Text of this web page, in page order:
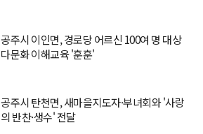
공주시 이인면, 경로당 어르신 100여 명 대상
다문화 이해교육 '훈훈'
공주시 탄천면, 새마을지도자·부녀회와 '사랑
의 반찬·생수' 전달